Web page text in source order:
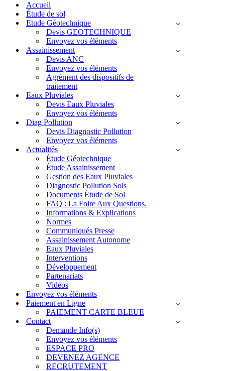
navigationAccueil
Étude de sol
Etude Géotechnique
Devis GEOTECHNIQUE
Envoyez vos éléments
Assainissement
Devis ANC
Envoyez vos éléments
Agrément des dispositifs de
traitement
Eaux Pluviales
Devis Eaux Pluviales
Envoyez vos éléments
Diag Pollution
Devis Diagnostic Pollution
Envoyez vos éléments
Actualités
Étude Géotechnique
Étude Assainissement
Gestion des Eaux Pluviales
Diagnostic Pollution Sols
Documents Étude de Sol
FAQ : La Foire Aux Questions.
Informations & Explications
Normes
Communiqués Presse
Assainissement Autonome
Eaux Pluviales
Interventions
Développement
Partenariats
Vidéos
Envoyez vos éléments
Paiement en Ligne
PAIEMENT CARTE BLEUE
Contact
Demande Info(s)
Envoyez vos éléments
ESPACE PRO
DEVENEZ AGENCE
RECRUTEMENT